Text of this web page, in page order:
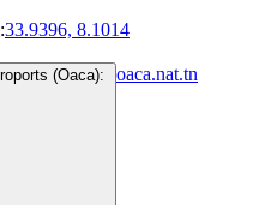
33.9396, 8.1014
(Oaca): oaca.nat.tn